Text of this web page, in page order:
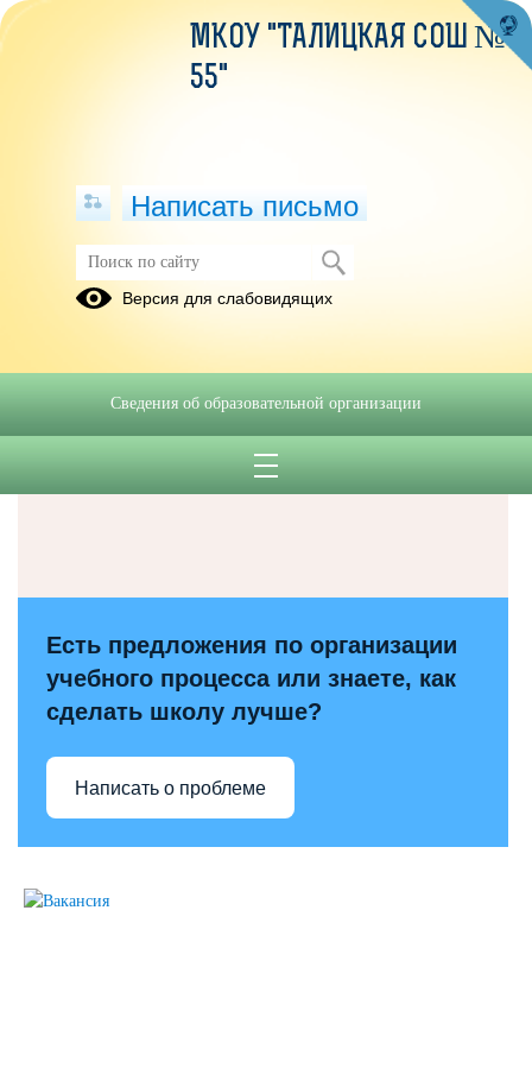
Есть предложения по организации
учебного процесса или знаете, как
сделать школу лучше?
Написать о проблеме
МКОУ "ТАЛИЦКАЯ СОШ №
55"
Написать письмо
Версия для слабовидящих
Сведения об образовательной организации